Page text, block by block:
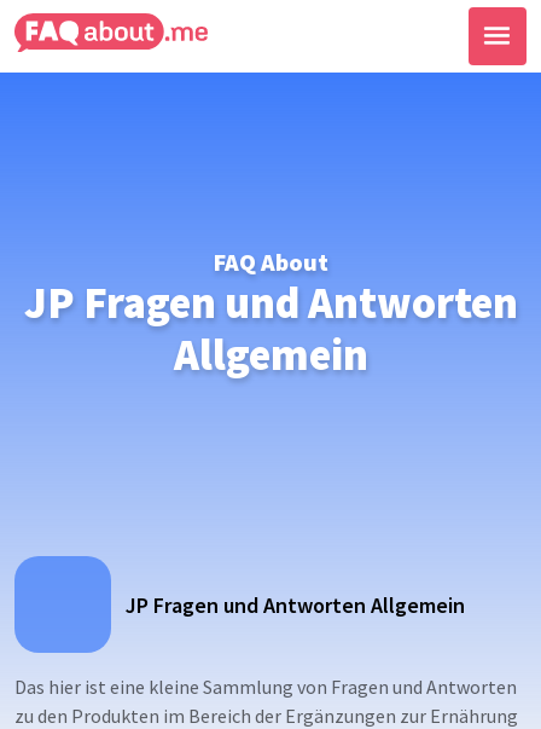
FAQ About
JP Fragen und Antworten
Allgemein
JP Fragen und Antworten Allgemein
Das hier ist eine kleine Sammlung von Fragen und Antworten
zu den Produkten im Bereich der Ergänzungen zur Ernährung